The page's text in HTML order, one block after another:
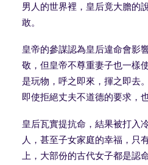
男人的世界裡，皇后竟大膽的
敢。
皇帝的參謀認為皇后違命會影
敬，但皇帝不尊重妻子也一樣
是玩物，呼之即來，揮之即去
即使拒絕丈夫不道德的要求，
皇后瓦實提抗命，結果被打入
人，甚至子女家庭的幸福，只
上，大部份的古代女子都是認